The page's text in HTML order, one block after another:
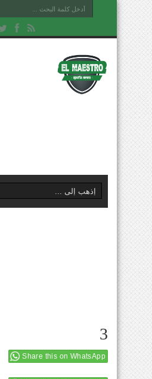
3
Share this on WhatsApp